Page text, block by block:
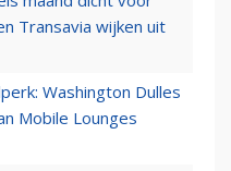
Transavia wijken uit
Washington Dulles
Mobile Lounges